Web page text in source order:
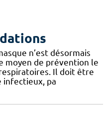
n’est désormais
moyen de prévention le
Il doit être
infectieux, pa